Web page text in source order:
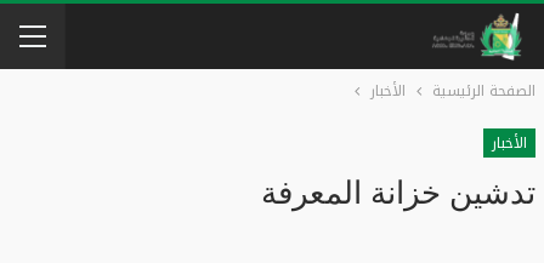
الصفحة الرئيسية
الأخبار
الأخبار
تدشين خزانة المعرفة